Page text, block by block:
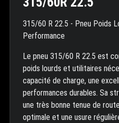
315/60 R 22.5 - Pneu Poids
Performance
Le pneu 315/60 R 22.5 est
poids lourds et utilitaires
capacité de charge, une
performances durables. Sa
une très bonne tenue de
optimale et une usure